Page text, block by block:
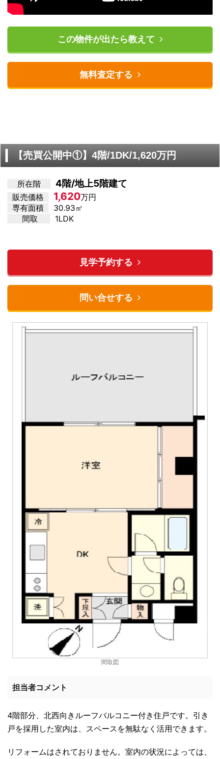
この物件が出たら教えて
無料査定する
【売買公開中①】4階/1DK/1,620万円
所在階 4階/地上5階建て
販売価格 1,620万円
専有面積
30.93㎡
間取
1LDK
見学予約する
問い合せする
間取図
担当者コメント
4階部分、北西向きルーフバルコニー付き住戸です。引き
戸を採用した室内は、スペースを無駄なく活用できます。
リフォームはされておりません。室内の状況によっては、